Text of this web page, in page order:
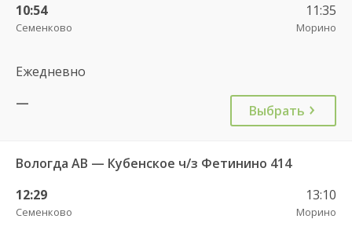
10:54
Семенково
11:35
Морино
Ежедневно
—
Выбрать
Вологда АВ — Кубенское ч/з Фетинино 414
12:29
Семенково
13:10
Морино